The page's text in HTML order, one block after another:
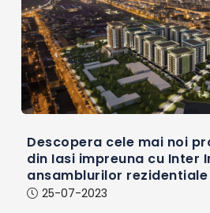
Descopera cele mai noi
din Iasi impreuna cu Inter
ansamblurilor
25-07-2023